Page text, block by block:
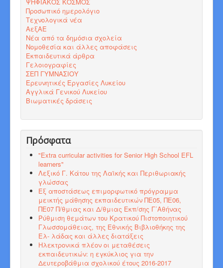
Προσωπικό ημερολόγιο
Τεχνολογικά νέα
ΑεξΑΕ
Νέα από τα δημόσια σχολεία
Νομοθεσία και άλλες αποφάσεις
Εκπαιδευτικά άρθρα
Γελοιογραφίες
ΣΕΠ ΓΥΜΝΑΣΙΟΥ
Ερευνητικές Εργασίες Λυκείου
Αγγλικά Γενικού Λυκείου
Βιωματικές δράσεις
Πρόσφατα
"Εxtra curricular activities for Senior High School EFL
learners"
Λεξικό Γ. Κάτου της Λαϊκής και Περιθωριακής
γλώσσας
Εξ αποστάσεως επιμορφωτικό πρόγραμμα
μεικτής μάθησης εκπαιδευτικών ΠΕ05, ΠΕ06,
ΠΕ07 Π/θμιας και Δ/θμιας Εκπ/σης Γ΄Αθήνας
Ρύθμιση θεμάτων του Κρατικού Πιστοποιητικού
Γλωσσομάθειας, της Εθνικής Βιβλιοθήκης της
Ελ- λάδας και άλλες διατάξεις
Ηλεκτρονικά πλέον οι μεταθέσεις
εκπαιδευτικών: η εγκύκλιος για την
Δευτεροβάθμια σχολικού έτους 2016-2017